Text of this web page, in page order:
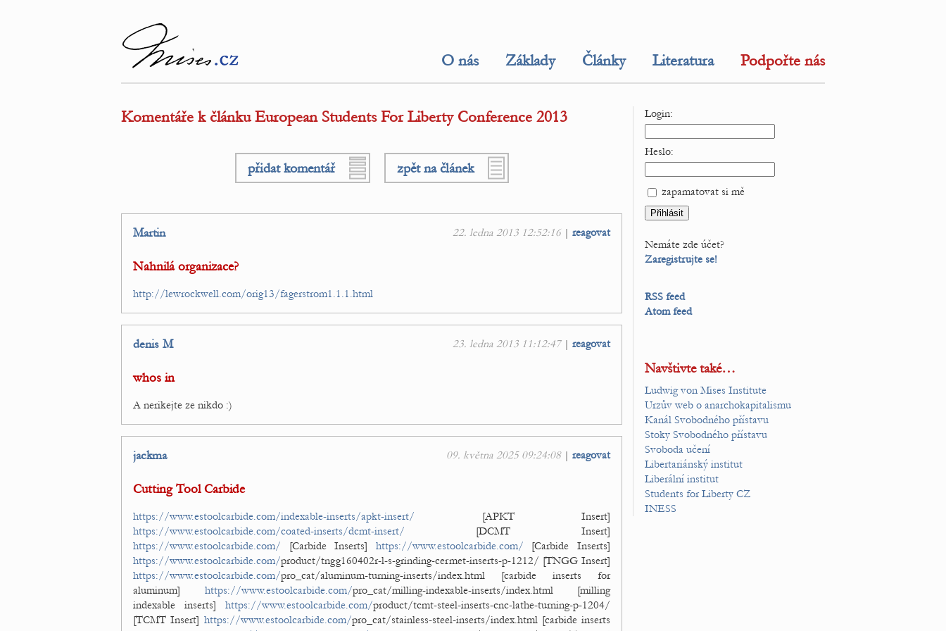
O nás Základy Články Literatura Podpořte nás
Komentáře k článku European Students For Liberty Conference 2013
přidat komentář zpět na článek
22. ledna 2013 12:52:16 | reagovat
Martin
Nahnilá organizace?
http://lewrockwell.com/orig13/fagerstrom1.1.1.html
23. ledna 2013 11:12:47| reagovat
denis M
whos in
A nerikejte ze nikdo :)
09. května 2025 09:24:08| reagovat
jackma
Cutting Tool Carbide
https://www.estoolcarbide.com/indexable-inserts/apkt-insert/ [APKT Insert]
https://www.estoolcarbide.com/coated-inserts/dcmt-insert/ [DCMT Insert]
https://www.estoolcarbide.com/ [Carbide Inserts] https://www.estoolcarbide.com/ [Carbide Inserts]
https://www.estoolcarbide.com/product/tngg160402r-l-s-grinding-cermet-inserts-p-1212/ [TNGG Insert]
https://www.estoolcarbide.com/pro_cat/aluminum-turning-inserts/index.html [carbide inserts for
aluminum] https://www.estoolcarbide.com/pro_cat/milling-indexable-inserts/index.html [milling
indexable inserts] https://www.estoolcarbide.com/product/tcmt-steel-inserts-cnc-lathe-turning-p-1204/
[TCMT Insert] https://www.estoolcarbide.com/pro_cat/stainless-steel-inserts/index.html [carbide inserts
Login:
Heslo:
zapamatovat si mě
Nemáte zde účet?
Zaregistrujte se!
RSS feed
Atom feed
Navštivte také…
Ludwig von Mises Institute
Urzův web o anarchokapitalismu
Kanál Svobodného přístavu
Stoky Svobodného přístavu
Svoboda učení
Libertariánský institut
Liberální institut
Students for Liberty CZ
INESS